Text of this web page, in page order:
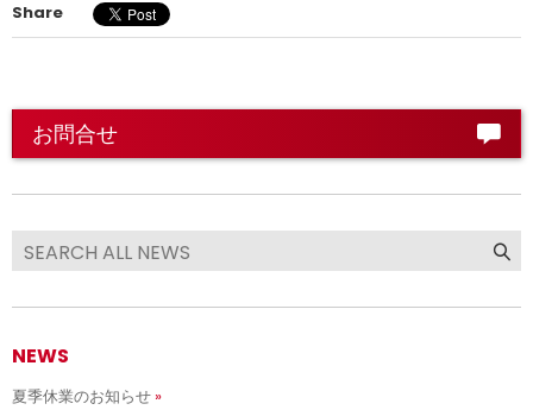
Share
お問合せ
NEWS
夏季休業のお知らせ